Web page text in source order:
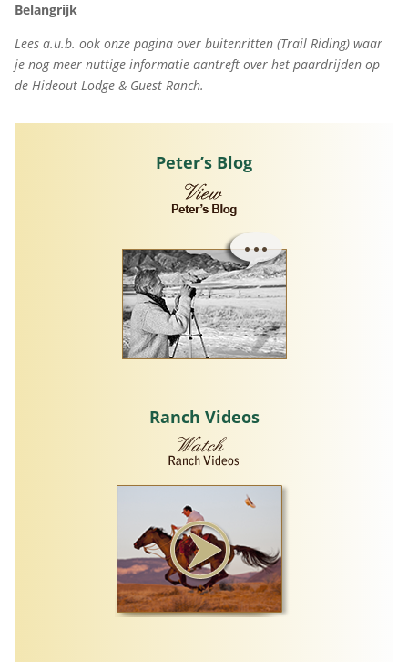
Belangrijk
Lees a.u.b. ook onze pagina over buitenritten (Trail Riding) waar
je nog meer nuttige informatie aantreft over het paardrijden op
de Hideout Lodge & Guest Ranch.
Peter’s Blog
Ranch Videos